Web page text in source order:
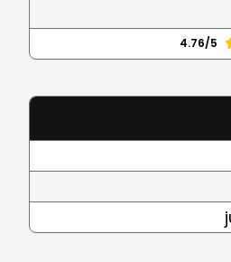
4.76/5